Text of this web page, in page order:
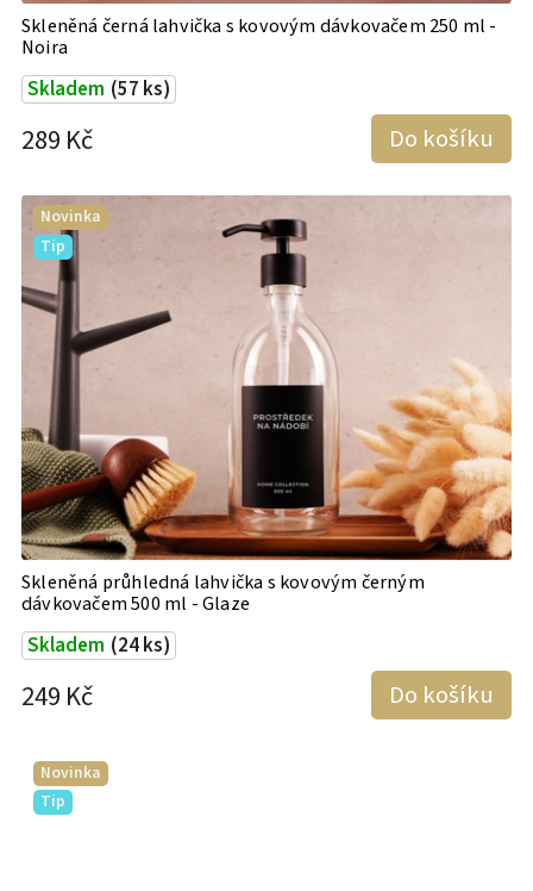
Skleněná černá lahvička s kovovým dávkovačem 250 ml -
Noira
Skladem (57 ks)
289 Kč Do košíku
Novinka
Tip
Skleněná průhledná lahvička s kovovým černým
dávkovačem 500 ml - Glaze
Skladem (24 ks)
249 Kč Do košíku
Novinka
Tip